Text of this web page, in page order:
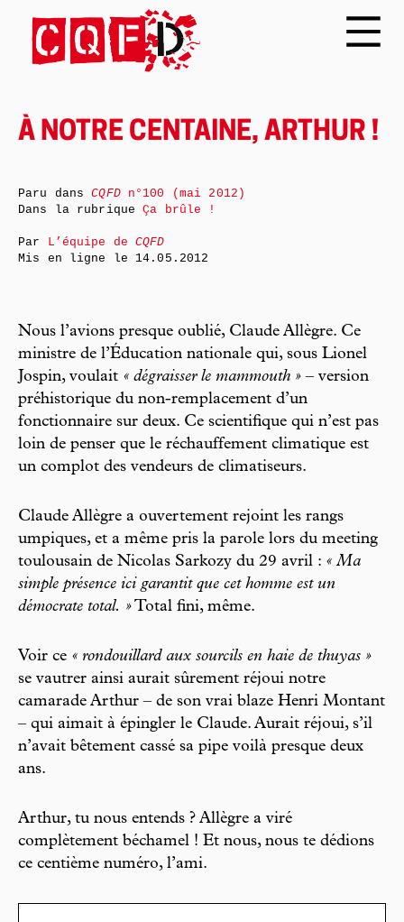
À NOTRE CENTAINE, ARTHUR !
Nous l’avions presque oublié, Claude Allègre. Ce
ministre de l’Éducation nationale qui, sous Lionel
Jospin, voulait « dégraisser le mammouth » – version
préhistorique du non-remplacement d’un
fonctionnaire sur deux. Ce scientifique qui n’est pas
loin de penser que le réchauffement climatique est
un complot des vendeurs de climatiseurs.
Claude Allègre a ouvertement rejoint les rangs
umpiques, et a même pris la parole lors du meeting
toulousain de Nicolas Sarkozy du 29 avril : « Ma
simple présence ici garantit que cet homme est un
démocrate total. » Total fini, même.
Voir ce « rondouillard aux sourcils en haie de thuyas »
se vautrer ainsi aurait sûrement réjoui notre
camarade Arthur – de son vrai blaze Henri Montant
– qui aimait à épingler le Claude. Aurait réjoui, s’il
n’avait bêtement cassé sa pipe voilà presque deux
ans.
Arthur, tu nous entends ? Allègre a viré
complètement béchamel ! Et nous, nous te dédions
ce centième numéro, l’ami.
Paru dansCQFDn°100 (mai 2012)
Dans la rubriqueÇa brûle !
Par L’équipe deCQFD
Mis en ligne le 14.05.2012